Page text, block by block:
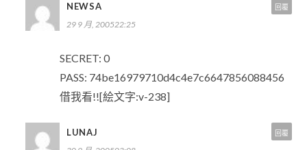
NEWSA
29 9 月, 200522:25
SECRET: 0
PASS: 74be16979710d4c4e7c6647856088456
借我看!![絵文字:v-238]
回覆
LUNAJ 回覆